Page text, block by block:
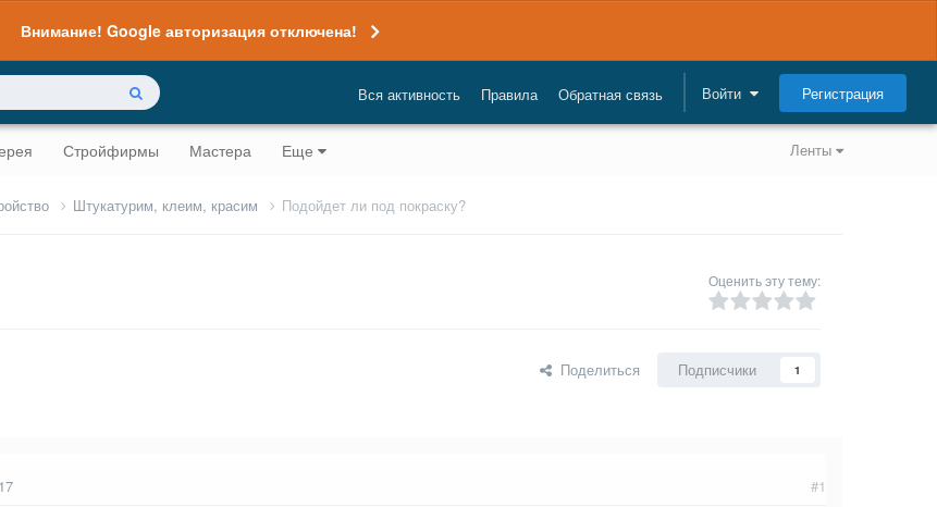
Внимание! Google авторизация отключена!
Вся активность Правила Обратная связь Войти Регистрация
Ленты
Стройфирмы Мастера Еще
Штукатурим, клеим, красим Подойдет ли под покраску?
Оценить эту тему:
Поделиться Подписчики 1
#1